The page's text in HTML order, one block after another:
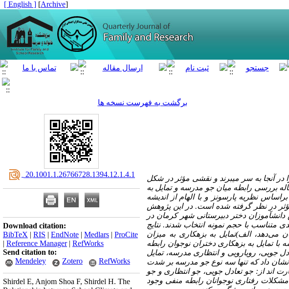
[
Archive
]
[ English ]
برگشت به فهرست نسخه ها
آنجا به سر می­برند و نقشی مؤثر در شکل
بررسی رابطه میان جو مدرسه و تمایل به
نظریه پارسونز و با الهام از اندیشه
در نظر گرفته شده است. در این پژوهش
دانش­آموزان دختر دبیرستانی شهر کرمان در
متناسب با حجم نمونه انتخاب شدند. نتایج
می‌دهد، الف)‌تمایل به بزهکاری به میزان
تمایل به بزهکاری دختران نوجوان رابطه
جویی، رویارویی و انتظاری مدرسه، تمایل
نشان داد که تنها سه نوع جو مدرسه بر شدت
سه متغیر عبارت اند از: جو تعادل جویی، جو انتظاری و جو
رفتاری نوجوانان رابطه منفی وجود
‎ 20.1001.1.26766728.1394.12.1.4.1
Download citation:
BibTeX | RIS | EndNote | Medlars | ProCite
| Reference Manager| RefWorks
Send citation to:
Mendeley
Zotero RefWorks
Shirdel E, Anjom Shoa F, Shirdel H. The